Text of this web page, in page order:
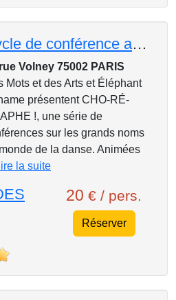
Cycle de conférence au Mk2, Cho-ré-graphe ! : Maurice Béjart : le ballet, un art populaire ?
Volney 75002 PARIS
Mots et des Arts et Éléphant
présentent CHO-RÉ-
!, une série de
sur les grands noms
de la danse. Animées
lire la suite
20 € / pers.
Réserver